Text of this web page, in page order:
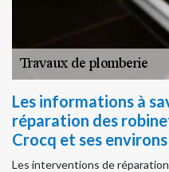
Les informations à
réparation des
Crocq et ses environs
Les interventions de